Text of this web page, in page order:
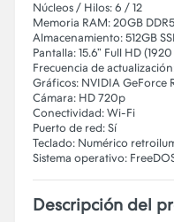
Núcleos / Hilos: 6 / 12
Memoria RAM: 20GB
Almacenamiento: 512GB
Pantalla: 15.6” Full HD
Frecuencia de
Gráficos: NVIDIA GeForce
Cámara: HD 720p
Conectividad: Wi-Fi
Puerto de red: Sí
Teclado: Numérico
Sistema operativo:
Descripción del